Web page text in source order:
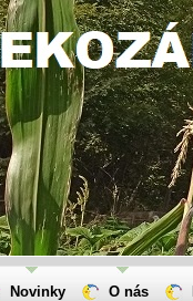
Novinky O nás